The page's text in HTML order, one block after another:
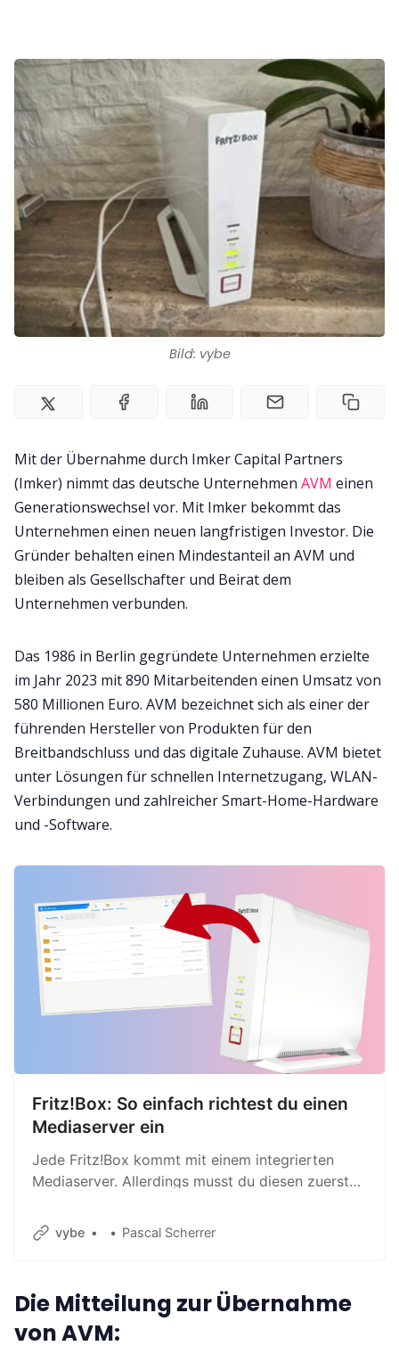
Zusammenarbeit
Impressum
Bild: vybe
Mit der Übernahme durch Imker Capital Partners
(Imker) nimmt das deutsche Unternehmen AVM einen
Generationswechsel vor. Mit Imker bekommt das
Unternehmen einen neuen langfristigen Investor. Die
Gründer behalten einen Mindestanteil an AVM und
bleiben als Gesellschafter und Beirat dem
Unternehmen verbunden.
Das 1986 in Berlin gegründete Unternehmen erzielte
im Jahr 2023 mit 890 Mitarbeitenden einen Umsatz von
580 Millionen Euro. AVM bezeichnet sich als einer der
führenden Hersteller von Produkten für den
Breitbandschluss und das digitale Zuhause. AVM bietet
unter Lösungen für schnellen Internetzugang, WLAN-
Verbindungen und zahlreicher Smart-Home-Hardware
und -Software.
Fritz!Box: So einfach richtest du einen
Mediaserver ein
Jede Fritz!Box kommt mit einem integrierten
Mediaserver. Allerdings musst du diesen zuerst
vybe Pascal Scherrer
Die Mitteilung zur Übernahme
von AVM: